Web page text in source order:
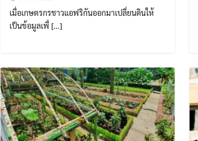
เมื่อเกษตรกรชาวแอฟริกันออกมาเปลี่ยนดินให้
เป็นข้อมูลเพื่ […]